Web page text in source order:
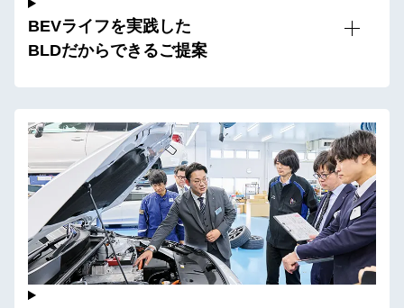
BEVライフを実践した
BLDだからできるご提案